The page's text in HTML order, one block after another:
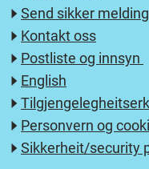
Send sikker
Kontakt oss
Postliste og innsyn
English
Personvern og
Sikkerheit/security